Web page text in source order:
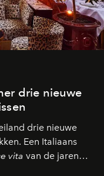
drie nieuwe
drie nieuwe
Een Italiaans
vita van de jaren